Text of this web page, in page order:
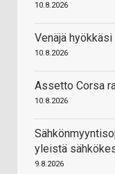
10.8.2026
Venäjä
10.8.2026
Assetto Corsa
10.8.2026
yleistä
9.8.2026